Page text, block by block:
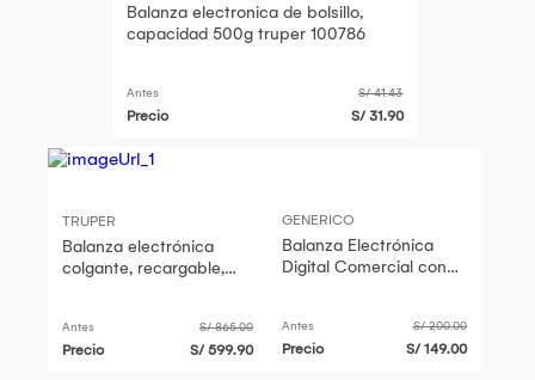
Balanza electronica de bolsillo,
capacidad 500g truper 100786
Antes S/ 41.43
Precio S/ 31.90
TRUPER
Balanza electrónica
colgante, recargable,
Antes S/ 865.00
Precio S/ 599.90
GENERICO
Balanza Electrónica
Digital Comercial con
Antes S/ 200.00
Precio S/ 149.00